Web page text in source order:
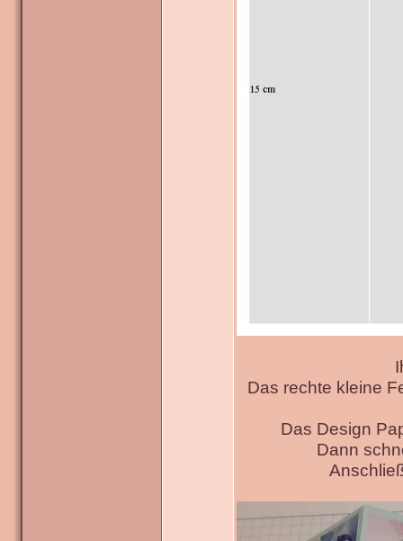
Das rechte kleine
Das Design
Dann